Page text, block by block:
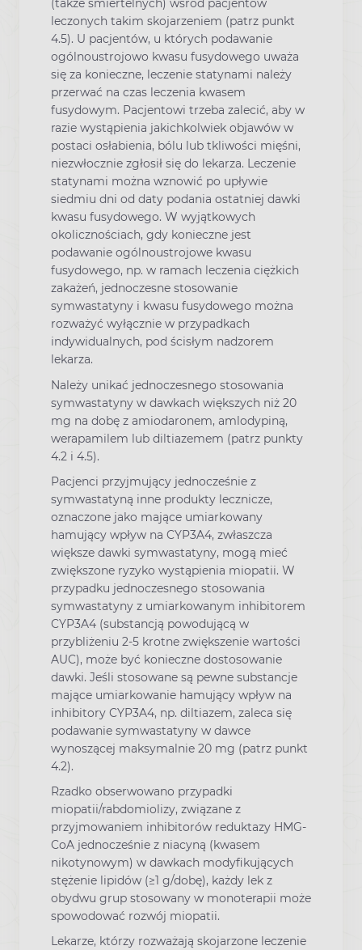
(także śmiertelnych) wśród pacjentów
leczonych takim skojarzeniem (patrz punkt
4.5). U pacjentów, u których podawanie
ogólnoustrojowo kwasu fusydowego uważa
się za konieczne, leczenie statynami należy
przerwać na czas leczenia kwasem
fusydowym. Pacjentowi trzeba zalecić, aby w
razie wystąpienia jakichkolwiek objawów w
postaci osłabienia, bólu lub tkliwości mięśni,
niezwłocznie zgłosił się do lekarza. Leczenie
statynami można wznowić po upływie
siedmiu dni od daty podania ostatniej dawki
kwasu fusydowego. W wyjątkowych
okolicznościach, gdy konieczne jest
podawanie ogólnoustrojowe kwasu
fusydowego, np. w ramach leczenia ciężkich
zakażeń, jednoczesne stosowanie
symwastatyny i kwasu fusydowego można
rozważyć wyłącznie w przypadkach
indywidualnych, pod ścisłym nadzorem
lekarza.
Należy unikać jednoczesnego stosowania
symwastatyny w dawkach większych niż 20
mg na dobę z amiodaronem, amlodypiną,
werapamilem lub diltiazemem (patrz punkty
4.2 i 4.5).
Pacjenci przyjmujący jednocześnie z
symwastatyną inne produkty lecznicze,
oznaczone jako mające umiarkowany
hamujący wpływ na CYP3A4, zwłaszcza
większe dawki symwastatyny, mogą mieć
zwiększone ryzyko wystąpienia miopatii. W
przypadku jednoczesnego stosowania
symwastatyny z umiarkowanym inhibitorem
CYP3A4 (substancją powodującą w
przybliżeniu 2-5 krotne zwiększenie wartości
AUC), może być konieczne dostosowanie
dawki. Jeśli stosowane są pewne substancje
mające umiarkowanie hamujący wpływ na
inhibitory CYP3A4, np. diltiazem, zaleca się
podawanie symwastatyny w dawce
wynoszącej maksymalnie 20 mg (patrz punkt
4.2).
Rzadko obserwowano przypadki
miopatii/rabdomiolizy, związane z
przyjmowaniem inhibitorów reduktazy HMG-
CoA jednocześnie z niacyną (kwasem
nikotynowym) w dawkach modyfikujących
stężenie lipidów (≥1 g/dobę), każdy lek z
obydwu grup stosowany w monoterapii może
spowodować rozwój miopatii.
Lekarze, którzy rozważają skojarzone leczenie